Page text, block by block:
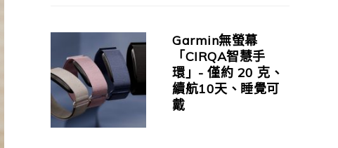
Garmin無螢幕
「CIRQA智慧手
環」- 僅約 20 克、
續航10天、睡覺可
戴